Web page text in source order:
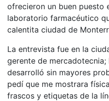
ofrecieron un buen puesto
laboratorio farmacéutico
calentita ciudad de
La entrevista fue en la
gerente de mercadotecnia;
desarrolló sin mayores
pedí que me mostrara
frascos y etiquetas de la